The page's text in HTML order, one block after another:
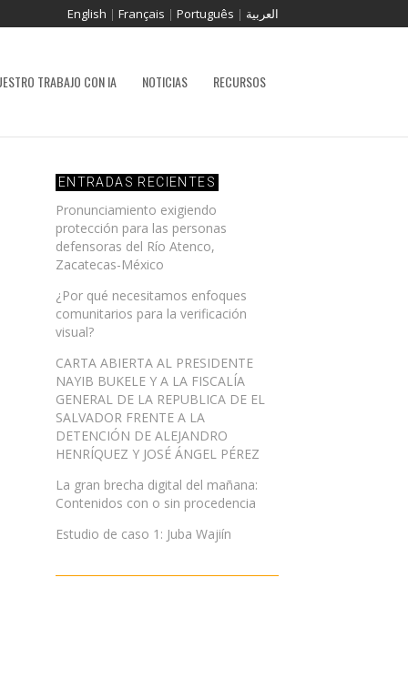
English | Français | Português | العربية
TRABAJO CON IA NOTICIAS RECURSOS
ENTRADAS RECIENTES
Pronunciamiento exigiendo
protección para las personas
defensoras del Río Atenco,
Zacatecas-México
¿Por qué necesitamos enfoques
comunitarios para la verificación
visual?
CARTA ABIERTA AL PRESIDENTE
NAYIB BUKELE Y A LA FISCALÍA
GENERAL DE LA REPUBLICA DE EL
SALVADOR FRENTE A LA
DETENCIÓN DE ALEJANDRO
HENRÍQUEZ Y JOSÉ ÁNGEL PÉREZ
La gran brecha digital del mañana:
Contenidos con o sin procedencia
Estudio de caso 1: Juba Wajiín